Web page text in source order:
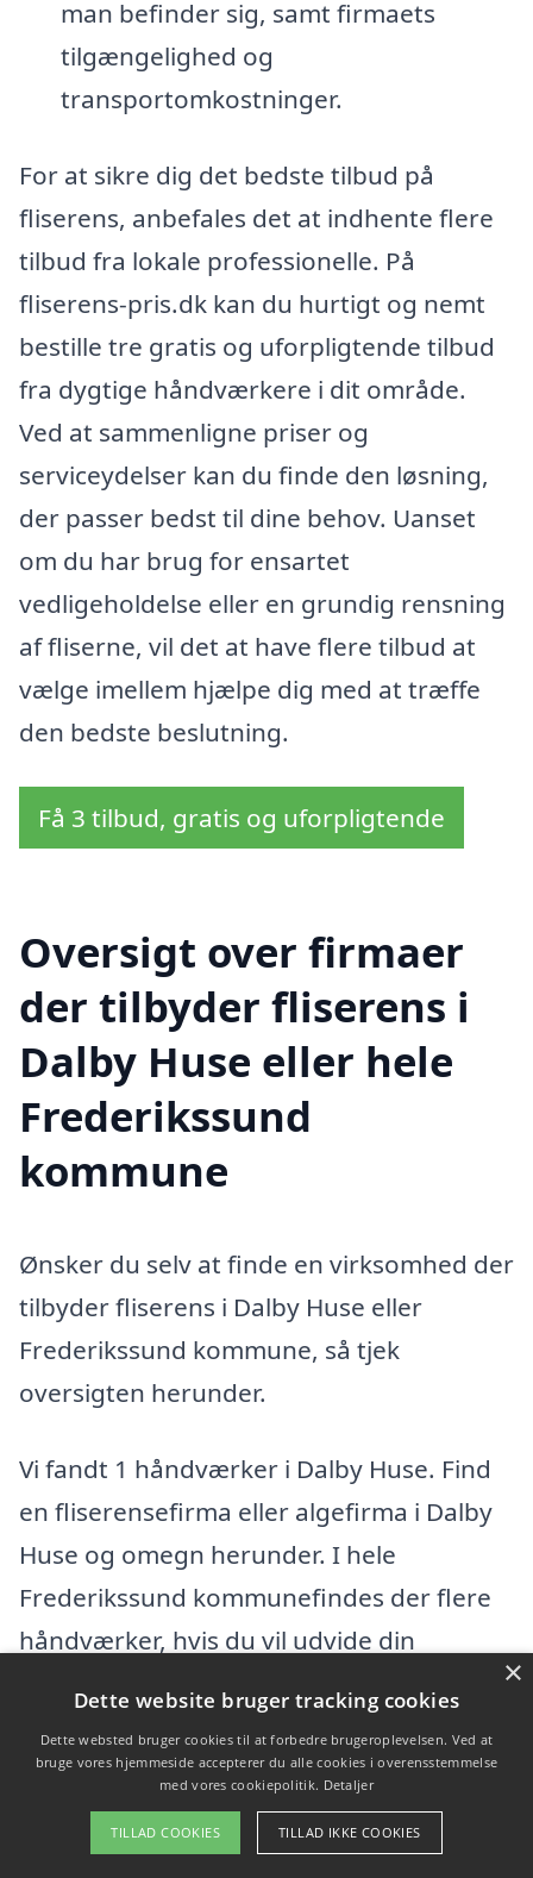
man befinder sig, samt firmaets
tilgængelighed og
transportomkostninger.
For at sikre dig det bedste tilbud på
fliserens, anbefales det at indhente flere
tilbud fra lokale professionelle. På
fliserens-pris.dk kan du hurtigt og nemt
bestille tre gratis og uforpligtende tilbud
fra dygtige håndværkere i dit område.
Ved at sammenligne priser og
serviceydelser kan du finde den løsning,
der passer bedst til dine behov. Uanset
om du har brug for ensartet
vedligeholdelse eller en grundig rensning
af fliserne, vil det at have flere tilbud at
vælge imellem hjælpe dig med at træffe
den bedste beslutning.
Få 3 tilbud, gratis og uforpligtende
Oversigt over firmaer
der tilbyder fliserens i
Dalby Huse eller hele
Frederikssund
kommune
Ønsker du selv at finde en virksomhed der
tilbyder fliserens i Dalby Huse eller
Frederikssund kommune, så tjek
oversigten herunder.
Vi fandt 1 håndværker i Dalby Huse. Find
en fliserensefirma eller algefirma i Dalby
Huse og omegn herunder. I hele
Frederikssund kommunefindes der flere
håndværker, hvis du vil udvide din
frederikssunds fliserens
Fyrrebakken 2, 3630 Jægerspris
×
Dette website bruger tracking cookies
Dette websted bruger cookies til at forbedre brugeroplevelsen. Ved at
bruge vores hjemmeside accepterer du alle cookies i overensstemmelse
med vores cookiepolitik. Detaljer
TILLAD COOKIES TILLAD IKKE COOKIES